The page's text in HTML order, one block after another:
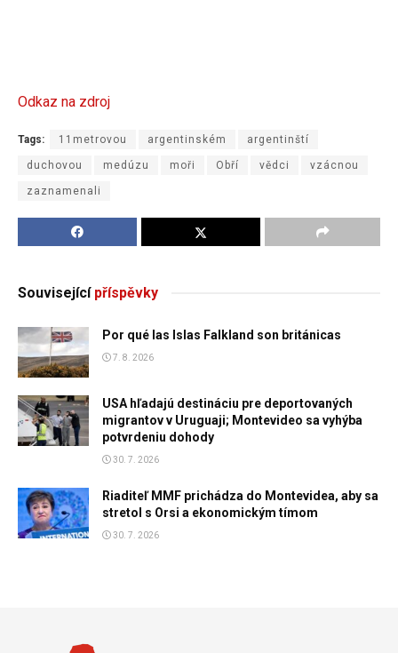
Odkaz na zdroj
Tags: 11metrovou argentinském argentinští
duchovou medúzu moři Obří vědci vzácnou
zaznamenali
Souvisejícípříspěvky
Por qué las Islas Falkland son británicas
7. 8. 2026
USA hľadajú destináciu pre deportovaných
migrantov v Uruguaji; Montevideo sa vyhýba
potvrdeniu dohody
30. 7. 2026
Riaditeľ MMF prichádza do Montevidea, aby sa
stretol s Orsi a ekonomickým tímom
30. 7. 2026